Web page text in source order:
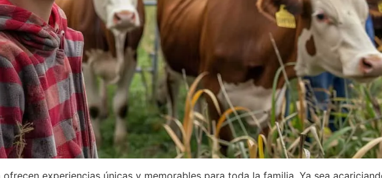
experiencias únicas y memorables para toda la familia. Ya sea